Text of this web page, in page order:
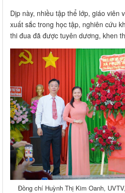
Dịp này, nhiều tập thể lớp, giáo viên
xuất sắc trong học tập, nghiên cứu
thi đua đã được tuyên dương, khen
Đồng chí Huỳnh Thị Kim Oanh,